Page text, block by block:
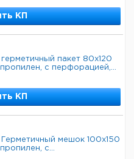
КП
пакет 80x120
с перфорацией,...
КП
мешок 100x150
с...